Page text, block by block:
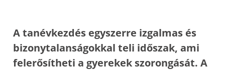
A tanévkezdés egyszerre izgalmas és
bizonytalanságokkal teli időszak, ami
felerősítheti a gyerekek szorongását. A